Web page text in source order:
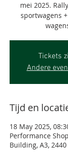
mei 2025.
sportwagens
Tickets
Andere
Tijd en
18 May 2025,
Performance
Building, A3,